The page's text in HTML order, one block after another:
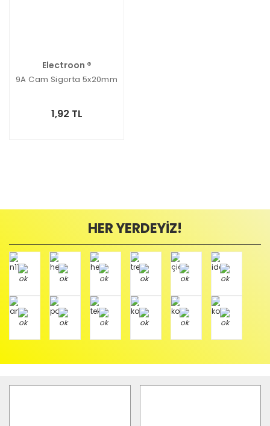
Electroon ®
9A Cam Sigorta 5x20mm
1,92 TL
HER YERDEYİZ!